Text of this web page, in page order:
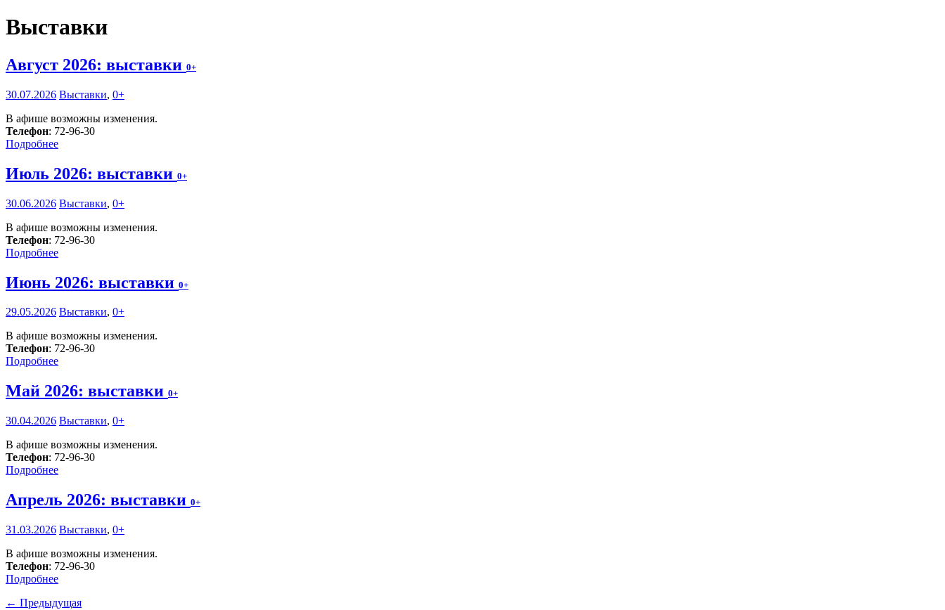
Выставки
Август 2026: выставки 0+
30.07.2026 Выставки, 0+
В афише возможны изменения.
Телефон: 72-96-30
Подробнее
Июль 2026: выставки 0+
30.06.2026 Выставки, 0+
В афише возможны изменения.
Телефон: 72-96-30
Подробнее
Июнь 2026: выставки 0+
29.05.2026 Выставки, 0+
В афише возможны изменения.
Телефон: 72-96-30
Подробнее
Май 2026: выставки 0+
30.04.2026 Выставки, 0+
В афише возможны изменения.
Телефон: 72-96-30
Подробнее
Апрель 2026: выставки 0+
31.03.2026 Выставки, 0+
В афише возможны изменения.
Телефон: 72-96-30
Подробнее
← Предыдущая